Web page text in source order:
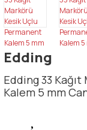
Edding
Edding 33
Kalem 5 mm